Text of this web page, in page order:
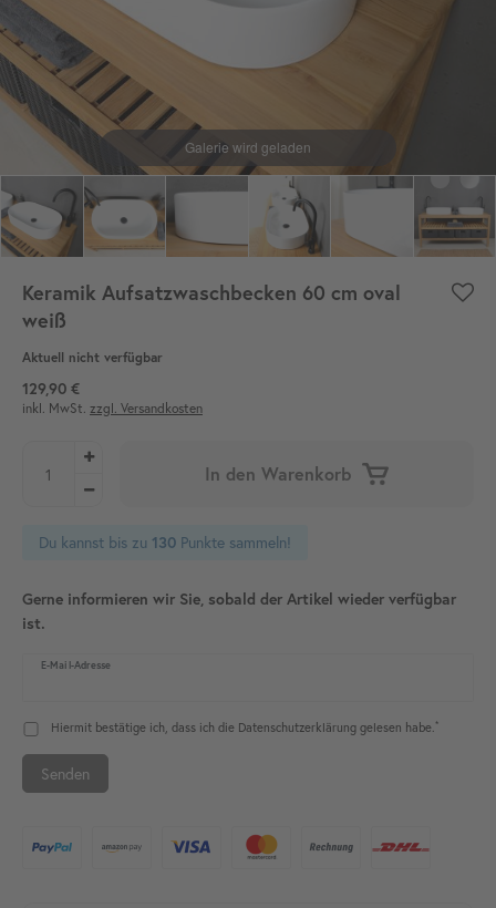
Keramik Aufsatzwaschbecken 60 cm oval
weiß
Aktuell nicht verfügbar
129,90 €
inkl. MwSt. zzgl. Versandkosten
In den Warenkorb
Du kannst bis zu 130 Punkte sammeln!
Gerne informieren wir Sie, sobald der Artikel wieder verfügbar
ist.
E-Mail-Adresse
Hiermit bestätige ich, dass ich die Daten­schutz­erklärung gelesen habe. *
Senden